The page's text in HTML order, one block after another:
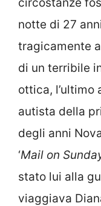
notte di 27
tragicamente
di un terribile
ottica, l’ultimo
autista della
degli anni
‘Mail on
stato lui alla
viaggiava